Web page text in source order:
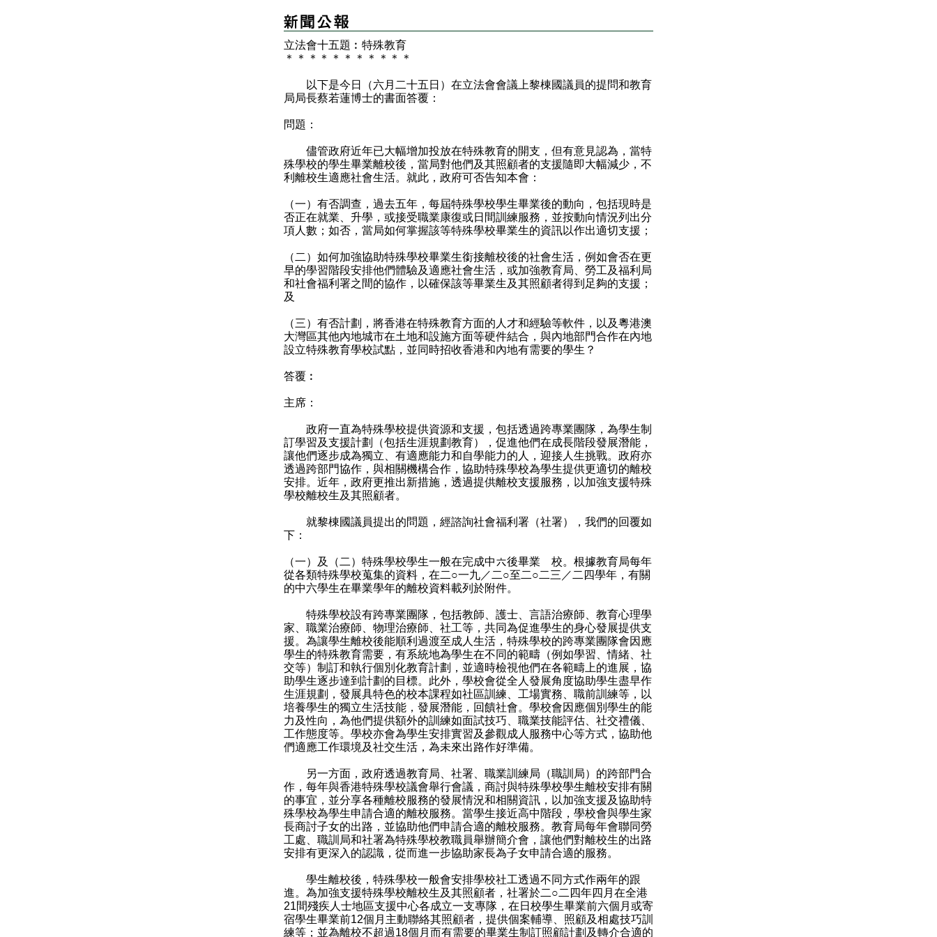
立法會十五題︰特殊教育
＊
＊ ＊ ＊ ＊ ＊ ＊ ＊ ＊ ＊ ＊
以下是今日（六月二十五日）在立法會會議上黎棟國議員的提問和教育
局局長蔡若蓮博士的書面答覆：
問題：
儘管政府近年已大幅增加投放在特殊教育的開支，但有意見認為，當特
殊學校的學生畢業離校後，當局對他們及其照顧者的支援隨即大幅減少，不
利離校生適應社會生活。就此，政府可否告知本會：
（一）有否調查，過去五年，每屆特殊學校學生畢業後的動向，包括現時是
否正在就業、升學，或接受職業康復或日間訓練服務，並按動向情況列出分
項人數；如否，當局如何掌握該等特殊學校畢業生的資訊以作出適切支援；
（二）如何加強協助特殊學校畢業生銜接離校後的社會生活，例如會否在更
早的學習階段安排他們體驗及適應社會生活，或加強教育局、勞工及福利局
和社會福利署之間的協作，以確保該等畢業生及其照顧者得到足夠的支援；
及
（三）有否計劃，將香港在特殊教育方面的人才和經驗等軟件，以及粵港澳
大灣區其他內地城市在土地和設施方面等硬件結合，與內地部門合作在內地
設立特殊教育學校試點，並同時招收香港和內地有需要的學生？
答覆︰
主席：
政府一直為特殊學校提供資源和支援，包括透過跨專業團隊，為學生制
訂學習及支援計劃（包括生涯規劃教育），促進他們在成長階段發展潛能，
讓他們逐步成為獨立、有適應能力和自學能力的人，迎接人生挑戰。政府亦
透過跨部門協作，與相關機構合作，協助特殊學校為學生提供更適切的離校
安排。近年，政府更推出新措施，透過提供離校支援服務，以加強支援特殊
學校離校生及其照顧者。
就黎棟國議員提出的問題，經諮詢社會福利署（社署），我們的回覆如
下：
（一）及（二）特殊學校學生一般在完成中六後畢業離校。根據教育局每年
從各類特殊學校蒐集的資料，在二○一九／二○至二○二三／二四學年，有關
的中六學生在畢業學年的離校資料載列於附件。
特殊學校設有跨專業團隊，包括教師、護士、言語治療師、教育心理學
家、職業治療師、物理治療師、社工等，共同為促進學生的身心發展提供支
援。為讓學生離校後能順利過渡至成人生活，特殊學校的跨專業團隊會因應
學生的特殊教育需要，有系統地為學生在不同的範疇（例如學習、情緒、社
交等）制訂和執行個別化教育計劃，並適時檢視他們在各範疇上的進展，協
助學生逐步達到計劃的目標。此外，學校會從全人發展角度協助學生盡早作
生涯規劃，發展具特色的校本課程如社區訓練、工場實務、職前訓練等，以
培養學生的獨立生活技能，發展潛能，回饋社會。學校會因應個別學生的能
力及性向，為他們提供額外的訓練如面試技巧、職業技能評估、社交禮儀、
工作態度等。學校亦會為學生安排實習及參觀成人服務中心等方式，協助他
們適應工作環境及社交生活，為未來出路作好準備。
另一方面，政府透過教育局、社署、職業訓練局（職訓局）的跨部門合
作，每年與香港特殊學校議會舉行會議，商討與特殊學校學生離校安排有關
的事宜，並分享各種離校服務的發展情況和相關資訊，以加強支援及協助特
殊學校為學生申請合適的離校服務。當學生接近高中階段，學校會與學生家
長商討子女的出路，並協助他們申請合適的離校服務。教育局每年會聯同勞
工處、職訓局和社署為特殊學校教職員舉辦簡介會，讓他們對離校生的出路
安排有更深入的認識，從而進一步協助家長為子女申請合適的服務。
學生離校後，特殊學校一般會安排學校社工透過不同方式作兩年的跟
進。為加強支援特殊學校離校生及其照顧者，社署於二○二四年四月在全港
21間殘疾人士地區支援中心各成立一支專隊，在日校學生畢業前六個月或寄
宿學生畢業前12個月主動聯絡其照顧者，提供個案輔導、照顧及相處技巧訓
練等；並為離校不超過18個月而有需要的畢業生制訂照顧計劃及轉介合適的